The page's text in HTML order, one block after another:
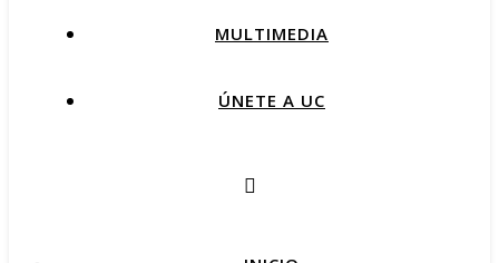
MULTIMEDIA
ÚNETE A UC